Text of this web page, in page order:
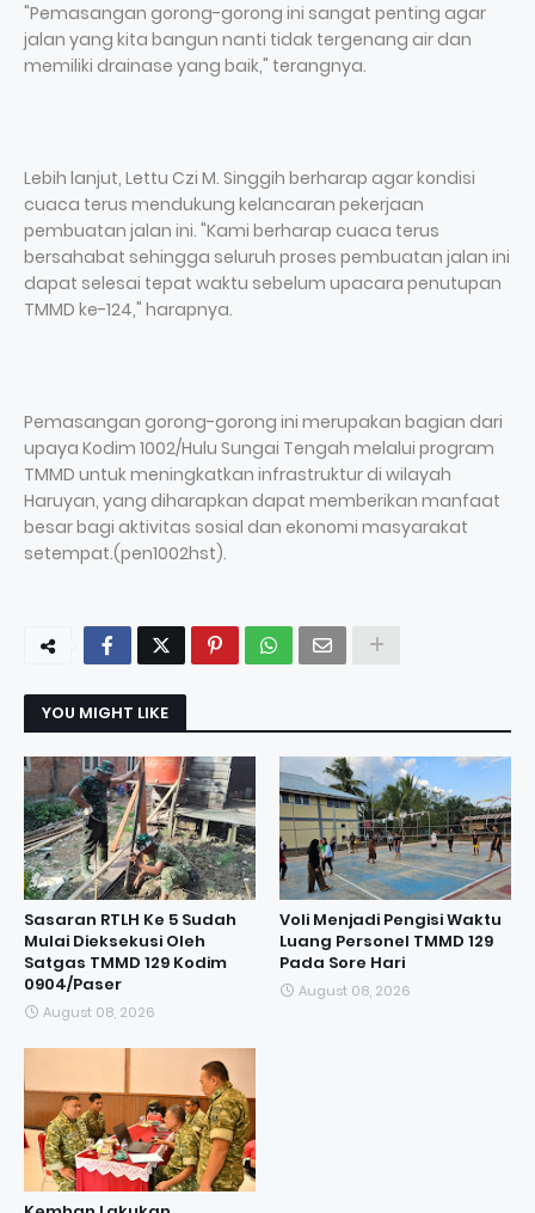
"Pemasangan gorong-gorong ini sangat penting agar
jalan yang kita bangun nanti tidak tergenang air dan
memiliki drainase yang baik," terangnya.
Lebih lanjut, Lettu Czi M. Singgih berharap agar kondisi
cuaca terus mendukung kelancaran pekerjaan
pembuatan jalan ini. "Kami berharap cuaca terus
bersahabat sehingga seluruh proses pembuatan jalan ini
dapat selesai tepat waktu sebelum upacara penutupan
TMMD ke-124," harapnya.
Pemasangan gorong-gorong ini merupakan bagian dari
upaya Kodim 1002/Hulu Sungai Tengah melalui program
TMMD untuk meningkatkan infrastruktur di wilayah
Haruyan, yang diharapkan dapat memberikan manfaat
besar bagi aktivitas sosial dan ekonomi masyarakat
setempat.(pen1002hst).
YOU MIGHT LIKE
Sasaran RTLH Ke 5 Sudah
Mulai Dieksekusi Oleh
Satgas TMMD 129 Kodim
0904/Paser
August 08, 2026
Voli Menjadi Pengisi Waktu
Luang Personel TMMD 129
Pada Sore Hari
August 08, 2026